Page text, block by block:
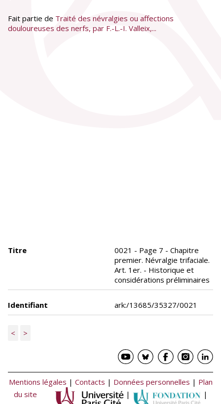
Fait partie de Traité des névralgies ou affections
douloureuses des nerfs, par F.-L.-I. Valleix,...
Titre
0021 - Page 7 - Chapitre
premier. Névralgie trifaciale.
Art. 1er. - Historique et
considérations préliminaires
Identifiant ark:/13685/35327/0021
< >
Mentions légales | Contacts | Données personnelles | Plan
du site
| |